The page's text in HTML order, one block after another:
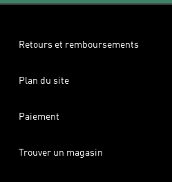
Retours et remboursements
Plan du site
Paiement
Trouver un magasin